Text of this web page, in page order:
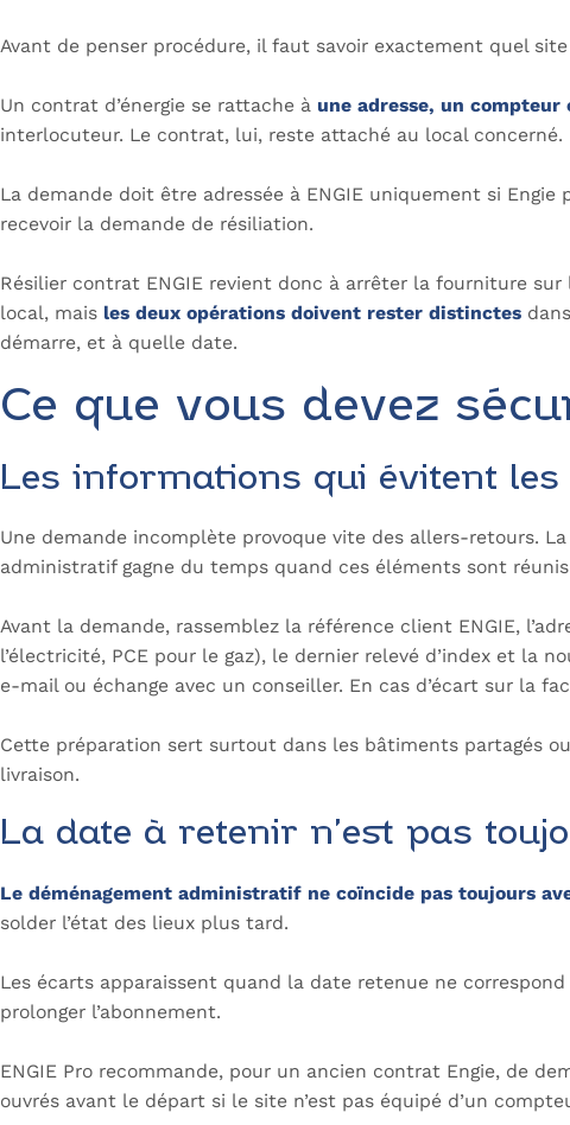
Avant de penser procédure, il faut savoir exactement quel
Un contrat d’énergie se rattache à une adresse, un
interlocuteur. Le contrat, lui, reste attaché au local concerné.
La demande doit être adressée à ENGIE uniquement si
recevoir la demande de résiliation.
Résilier contrat ENGIE revient donc à arrêter la fourniture
local, mais les deux opérations doivent rester distinctes
démarre, et à quelle date.
Ce que vous devez
Les informations qui évitent les
Une demande incomplète provoque vite des allers-retours.
administratif gagne du temps quand ces éléments sont
Avant la demande, rassemblez la référence client ENGIE,
l’électricité, PCE pour le gaz), le dernier relevé d’index et la
e-mail ou échange avec un conseiller. En cas d’écart sur la
Cette préparation sert surtout dans les bâtiments partagés
livraison.
La date à retenir n’est pas
Le déménagement administratif ne coïncide pas toujours
solder l’état des lieux plus tard.
Les écarts apparaissent quand la date retenue ne
prolonger l’abonnement.
ENGIE Pro recommande, pour un ancien contrat Engie, de
ouvrés avant le départ si le site n’est pas équipé d’un